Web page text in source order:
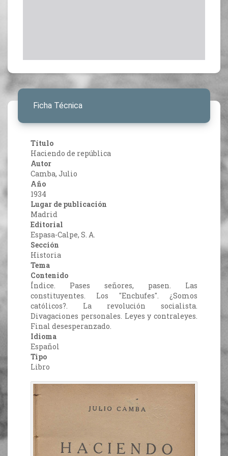
Ficha Técnica
Título
Haciendo de república
Autor
Camba, Julio
Año
1934
Lugar de publicación
Madrid
Editorial
Espasa-Calpe, S. A.
Sección
Historia
Tema
Contenido
Índice. Pases señores, pasen. Las
constituyentes. Los "Enchufes". ¿Somos
católicos?. La revolución socialista.
Divagaciones personales. Leyes y contraleyes.
Final desesperanzado.
Idioma
Español
Tipo
Libro